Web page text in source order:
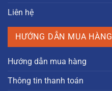
Liên hệ
HƯỚNG DẪN MUA HÀNG
Hướng dẫn mua hàng
Thông tin thanh toán